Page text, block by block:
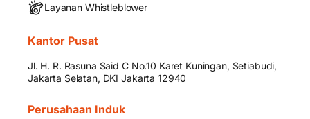
Layanan Whistleblower
Kantor Pusat
Jl. H. R. Rasuna Said C No.10 Karet Kuningan, Setiabudi,
Jakarta Selatan, DKI Jakarta 12940
Perusahaan Induk